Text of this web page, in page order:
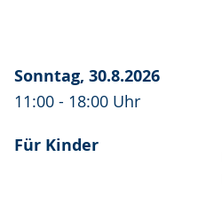
Sonntag, 30.8.2026
11:00 - 18:00 Uhr
Für Kinder